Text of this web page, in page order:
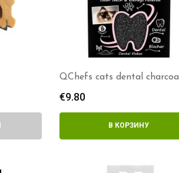
QChefs cats dental charcoal
€9.80
В КОРЗИНУ